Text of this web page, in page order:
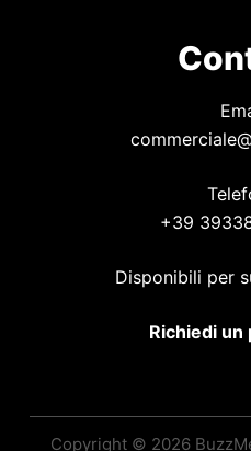
+39
Disponibili per
Richiedi
Copyright © 2026